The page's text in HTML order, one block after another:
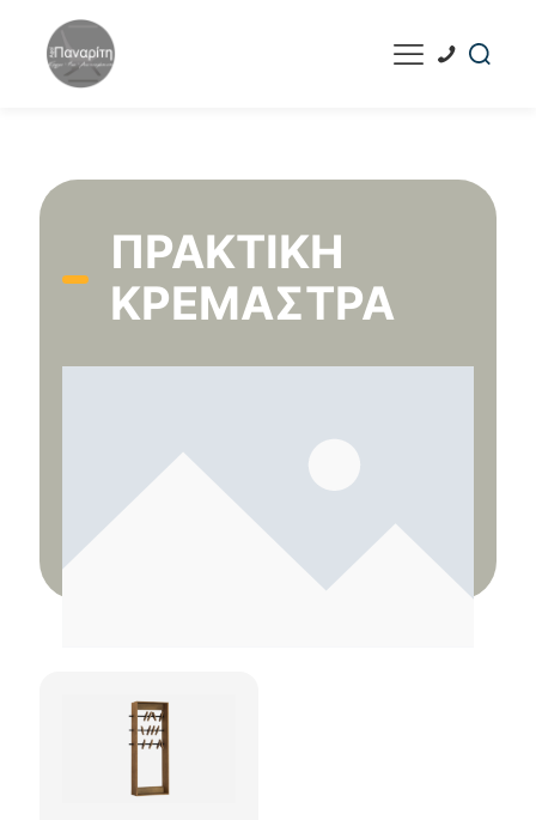
ΠΡΑΚΤΙΚΉ
ΚΡΕΜΆΣΤΡΑ